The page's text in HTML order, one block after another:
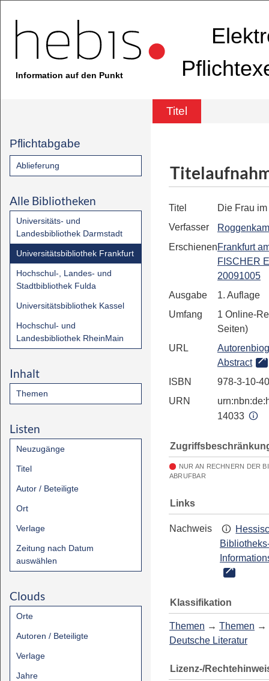
Information auf den Punkt
Titel
Pflichtabgabe
Ablieferung
Alle Bibliotheken
Universitäts- und
Landesbibliothek Darmstadt
Universitätsbibliothek Frankfurt
Hochschul-, Landes- und
Stadtbibliothek Fulda
Universitätsbibliothek Kassel
Hochschul- und
Landesbibliothek RheinMain
Inhalt
Themen
Listen
Neuzugänge
Titel
Autor / Beteiligte
Ort
Verlage
Zeitung nach Datum
auswählen
Clouds
Orte
Autoren / Beteiligte
Verlage
Jahre
Titel
Die Frau im
Verfasser
ErschienenFrankfurt
FISCHER
20091005
Ausgabe
1. Auflage
Umfang
1 Online-
Seiten)
URL
Abstract
ISBN
978-3-10-
URN
14033
NUR AN RECHNERN DER
ABRUFBAR
Links
Nachweis
Klassifikation
Themen → Themen →
Deutsche Literatur
Lizenz-/